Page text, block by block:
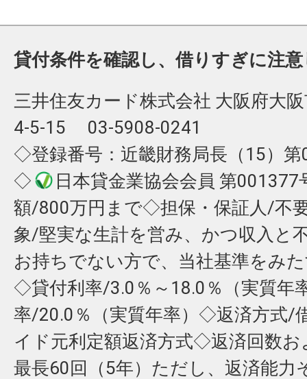
貸付条件を確認し、借りすぎに注
三井住友カード株式会社 大阪府大
4-5-15 03-5908-0241
◇登録番号：近畿財務局長（15）第
◇
日本貸金業協会会員 第
額/800万円まで◇担保・保証人/不
象/堅実な生計を営み、かつ収入と
お持ちでない方で、当社基準をみ
◇貸付利率/3.0％～18.0％（実質年
率/20.0％（実質年率）◇返済方式/
イド元利定額返済方式◇返済回数
最長60回（5年）ただし、返済能力